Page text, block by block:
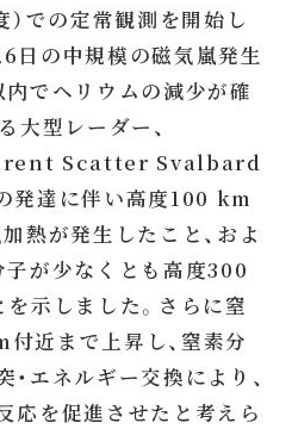
）での定常観測を開始し
日の中規模の磁気嵐発生
内でヘリウムの減少が確
大型レーダー、
Scatter Svalbard
発達に伴い高度100 km
熱が発生したこと、およ
子が少なくとも高度300
示しました。さらに窒
近まで上昇し、窒素分
エネルギー交換により、
応を促進させたと考えら